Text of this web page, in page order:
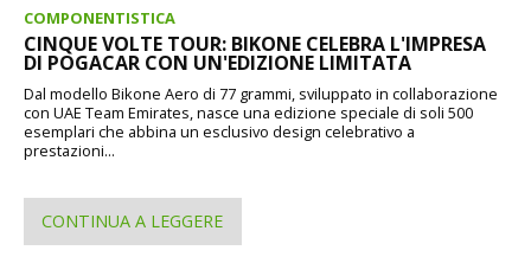
COMPONENTISTICA
CINQUE VOLTE TOUR: BIKONE CELEBRA L'IMPRESA
DI POGACAR CON UN'EDIZIONE LIMITATA
Dal modello Bikone Aero di 77 grammi, sviluppato in collaborazione
con UAE Team Emirates, nasce una edizione speciale di soli 500
esemplari che abbina un esclusivo design celebrativo a
prestazioni...
CONTINUA A LEGGERE